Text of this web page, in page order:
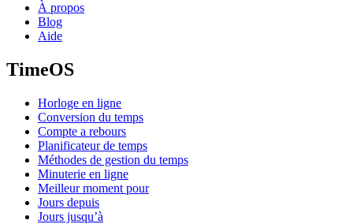
À propos
Blog
Aide
TimeOS
Horloge en ligne
Conversion du temps
Compte a rebours
Planificateur de temps
Méthodes de gestion du temps
Minuterie en ligne
Meilleur moment pour
Jours depuis
Jours jusqu’à